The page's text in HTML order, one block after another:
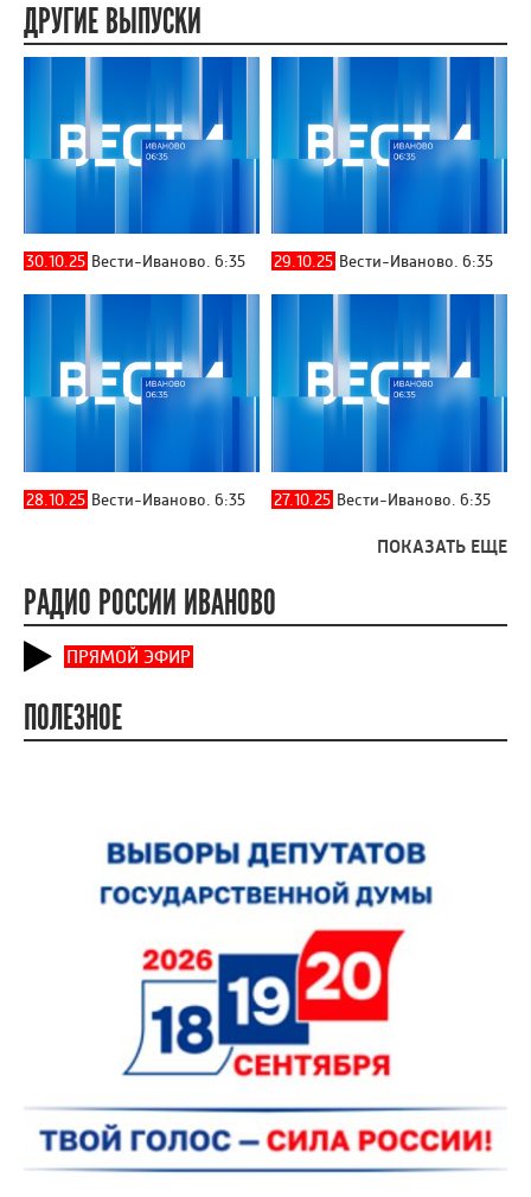
ДРУГИЕ ВЫПУСКИ
30.10.25 Вести-Иваново. 6:35 29.10.25 Вести-Иваново. 6:35
28.10.25 Вести-Иваново. 6:35 27.10.25 Вести-Иваново. 6:35
ПОКАЗАТЬ ЕЩЕ
РАДИО РОССИИ ИВАНОВО
ПРЯМОЙ ЭФИР
ПОЛЕЗНОЕ